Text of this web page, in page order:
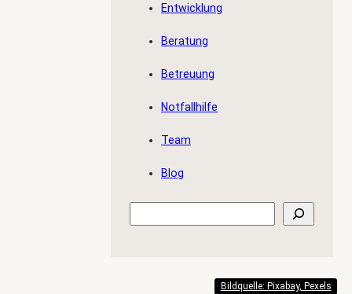
Entwicklung
Beratung
Betreuung
Notfallhilfe
Team
Blog
Bildquelle: Pixabay, Pexels